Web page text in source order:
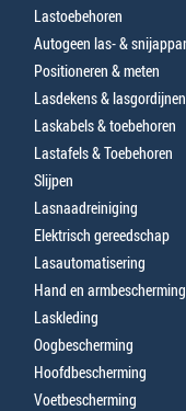
Lastoebehoren
Autogeen las- &
Positioneren & meten
Lasdekens & lasgordijnen
Laskabels & toebehoren
Lastafels & Toebehoren
Slijpen
Lasnaadreiniging
Elektrisch gereedschap
Lasautomatisering
Hand en armbescherming
Laskleding
Oogbescherming
Hoofdbescherming
Voetbescherming